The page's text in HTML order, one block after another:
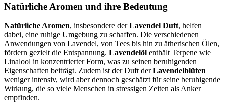
Natürliche Aromen und ihre Bedeutung
Natürliche Aromen, insbesondere derLavendel Duft, helfen
dabei, eine ruhige Umgebung zu schaffen. Die verschiedenen
Anwendungen von Lavendel, von Tees bis hin zu ätherischen Ölen,
fördern gezielt die Entspannung. Lavendelöl enthält Terpene wie
Linalool in konzentrierter Form, was zu seinen beruhigenden
Eigenschaften beiträgt. Zudem ist der Duft derLavendelblüten
weniger intensiv, wird aber dennoch geschätzt für seine beruhigende
Wirkung, die so viele Menschen in stressigen Zeiten als Anker
empfinden.